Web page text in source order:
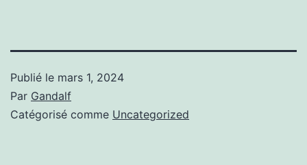
Publié le mars 1, 2024
Par Gandalf
Catégorisé comme Uncategorized